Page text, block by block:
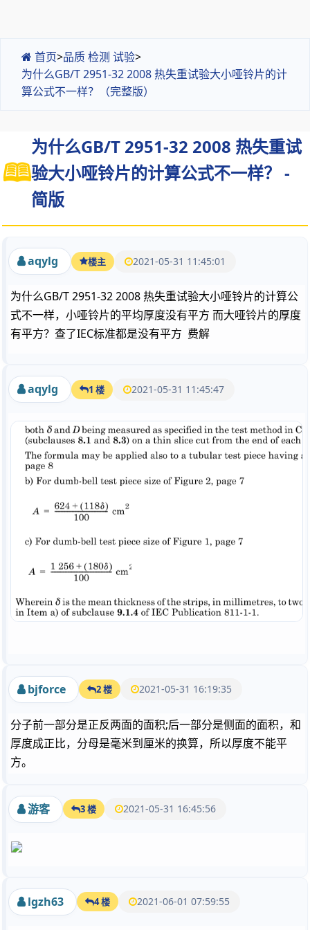
首页>品质 检测 试验>
为什么GB/T 2951-32 2008 热失重试验大小哑铃片的计
算公式不一样？（完整版）
为什么GB/T 2951-32 2008 热失重试
验大小哑铃片的计算公式不一样？ -
简版
aqylg 楼主 2021-05-31 11:45:01
为什么GB/T 2951-32 2008 热失重试验大小哑铃片的计算公
式不一样，小哑铃片的平均厚度没有平方 而大哑铃片的厚度
有平方？查了IEC标准都是没有平方 费解
aqylg 1 楼 2021-05-31 11:45:47
bjforce 2 楼 2021-05-31 16:19:35
分子前一部分是正反两面的面积;后一部分是侧面的面积，和
厚度成正比，分母是毫米到厘米的换算，所以厚度不能平
方。
游客 3 楼 2021-05-31 16:45:56
lgzh63 4 楼 2021-06-01 07:59:55